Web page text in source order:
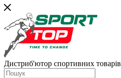
Дистриб'ютор спортивних товарів